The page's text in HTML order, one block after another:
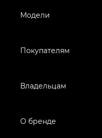
Модели
Покупателям
Владельцам
О бренде